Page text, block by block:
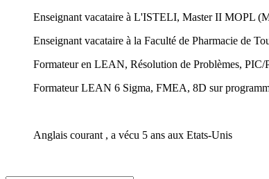
Enseignant vacataire à L'ISTELI, Master II MOPL
Enseignant vacataire à la Faculté de Pharmacie de
Formateur en LEAN, Résolution de Problèmes,
Formateur LEAN 6 Sigma, FMEA, 8D sur
Anglais courant , a vécu 5 ans aux Etats-Unis